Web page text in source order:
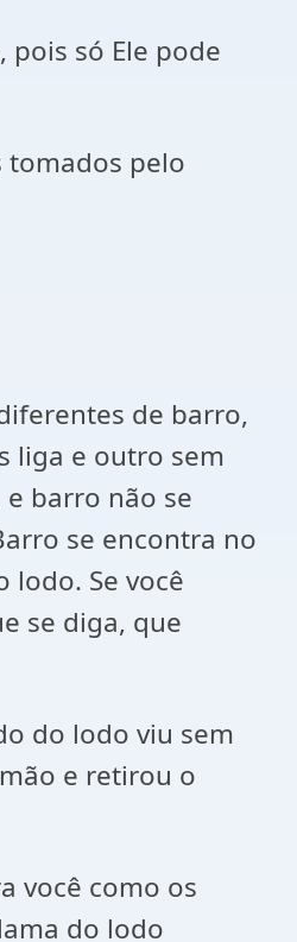
pois só Ele pode
tomados pelo
de barro,
liga e outro sem
barro não se
se encontra no
Se você
se diga, que
do lodo viu sem
e retirou o
você como os
do lodo